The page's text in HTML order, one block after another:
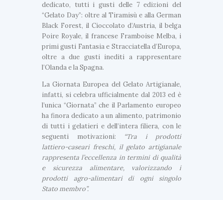
dedicato, tutti i gusti delle 7 edizioni del
“Gelato Day”: oltre al Tiramisù e alla German
Black Forest, il Cioccolato d’Austria, il belga
Poire Royale, il francese Framboise Melba, i
primi gusti Fantasia e Stracciatella d’Europa,
oltre a due gusti inediti a rappresentare
l’Olanda e la Spagna.
La Giornata Europea del Gelato Artigianale,
infatti, si celebra ufficialmente dal 2013 ed è
l’unica “Giornata” che il Parlamento europeo
ha finora dedicato a un alimento, patrimonio
di tutti i gelatieri e dell’intera filiera, con le
seguenti motivazioni:
“Tra i prodotti
lattiero-caseari freschi, il gelato artigianale
rappresenta l’eccellenza in termini di qualità
e sicurezza alimentare, valorizzando i
prodotti agro-alimentari di ogni singolo
Stato membro”.